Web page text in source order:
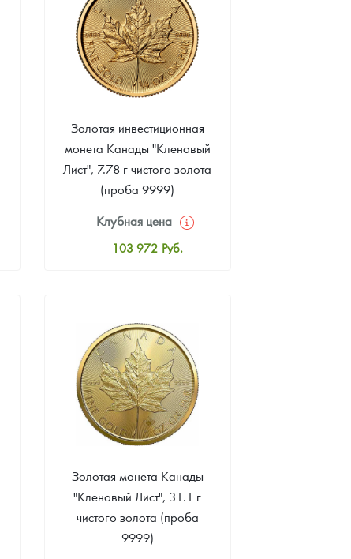
Золотая инвестиционная
монета Канады "Кленовый
Лист", 7.78 г чистого золота
(проба 9999)
Клубная цена
103 972 Руб.
93 123 Руб.
Золотая монета Канады
"Кленовый Лист", 31.1 г
чистого золота (проба
9999)